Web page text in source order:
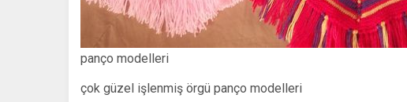
panço modelleri
çok güzel işlenmiş örgü panço modelleri